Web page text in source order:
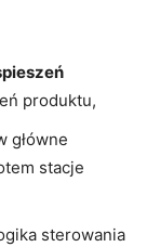
produktu,
główne
stacje
sterowania